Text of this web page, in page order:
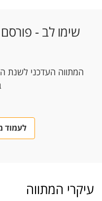
שימו לב -
לעמוד
עיקרי המתווה